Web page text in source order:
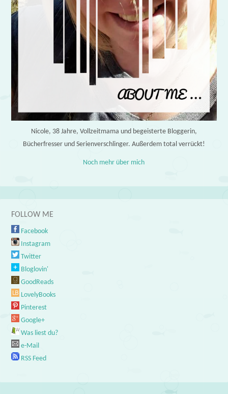
Nicole, 38 Jahre, Vollzeitmama und begeisterte Bloggerin,
Bücherfresser und Serienverschlinger. Außerdem total verrückt!
Noch mehr über mich
FOLLOW ME
Facebook
Instagram
Twitter
Bloglovin'
GoodReads
LovelyBooks
Pinterest
Google+
Was liest du?
e-Mail
RSS Feed